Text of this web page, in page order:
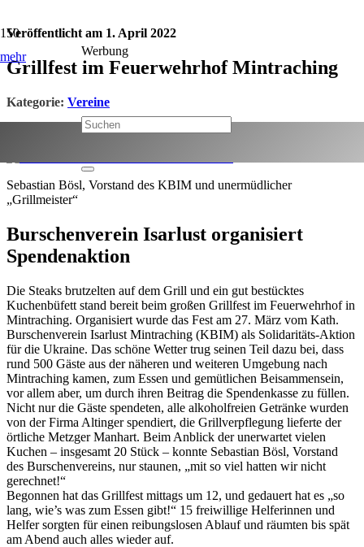
mehr Werbung
Veröffentlicht am 1. April 2022
Grillfest im Feuerwehrhof Mintraching
Kategorie: Vereine
Sebastian Bösl, Vorstand des KBIM und unermüdlicher
„Grillmeister“
Burschenverein Isarlust organisiert
Spendenaktion
Die Steaks brutzelten auf dem Grill und ein gut bestücktes
Kuchenbüfett stand bereit beim großen Grillfest im Feuerwehrhof in
Mintraching. Organisiert wurde das Fest am 27. März vom Kath.
Burschenverein Isarlust Mintraching (KBIM) als Solidaritäts-Aktion
für die Ukraine. Das schöne Wetter trug seinen Teil dazu bei, dass
rund 500 Gäste aus der näheren und weiteren Umgebung nach
Mintraching kamen, zum Essen und gemütlichen Beisammensein,
vor allem aber, um durch ihren Beitrag die Spendenkasse zu füllen.
Nicht nur die Gäste spendeten, alle alkoholfreien Getränke wurden
von der Firma Altinger spendiert, die Grillverpflegung lieferte der
örtliche Metzger Manhart. Beim Anblick der unerwartet vielen
Kuchen – insgesamt 20 Stück – konnte Sebastian Bösl, Vorstand
des Burschenvereins, nur staunen, „mit so viel hatten wir nicht
gerechnet!“
Begonnen hat das Grillfest mittags um 12, und gedauert hat es „so
lang, wie’s was zum Essen gibt!“ 15 freiwillige Helferinnen und
Helfer sorgten für einen reibungslosen Ablauf und räumten bis spät
am Abend auch alles wieder auf.